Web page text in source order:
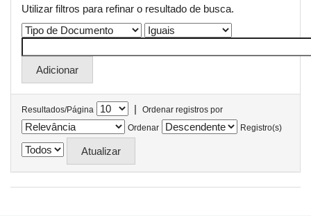
Utilizar filtros para refinar o resultado de busca.
Resultados/Página |
Ordenar registros por
Ordenar
Registro(s)